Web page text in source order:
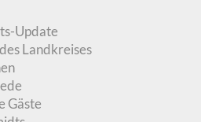
Update
Landkreises
Gäste